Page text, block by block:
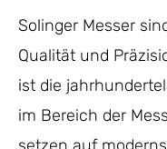
Solinger Messer
Qualität und
ist die
im Bereich der